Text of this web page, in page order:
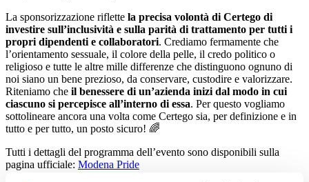
La sponsorizzazione riflette la precisa volontà di Certego di
investire sull’inclusività e sulla parità di trattamento per tutti i
propri dipendenti e collaboratori. Crediamo fermamente che
l’orientamento sessuale, il colore della pelle, il credo politico o
religioso e tutte le altre mille differenze che distinguono ognuno di
noi siano un bene prezioso, da conservare, custodire e valorizzare.
Riteniamo che il benessere di un’azienda inizi dal modo in cui
ciascuno si percepisce all’interno di essa. Per questo vogliamo
sottolineare ancora una volta come Certego sia, per definizione e in
tutto e per tutto, un posto sicuro! 🌈
Tutti i dettagli del programma dell’evento sono disponibili sulla
pagina ufficiale: Modena Pride